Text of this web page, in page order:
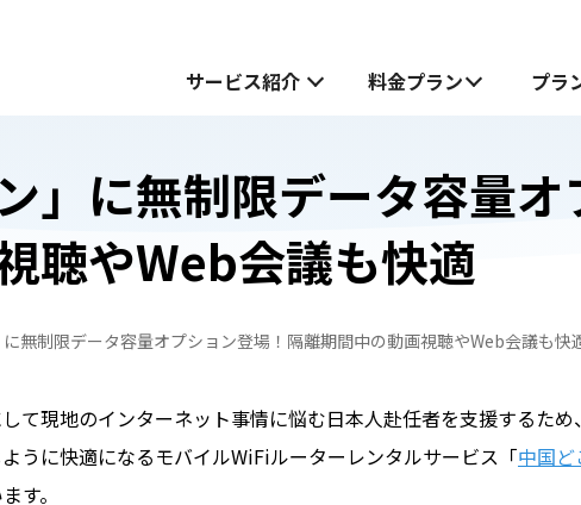
サービス紹介
サービス紹介
こでも
中国でお受け取り
無料お試し申し込みフォーム
中国どこでもWiFiモバイルプラン
JOYTEL SIMとは
料金プラン
中国でお受け取り
中国どこでもWiFiモバイルプラン
プラ
」に無制限データ容量
聴やWeb会議も快適
に無制限データ容量オプション登場！隔離期間中の動画視聴やWeb会議も快
て現地のインターネット事情に悩む日本人赴任者を支援するため、
うに快適になるモバイルWiFiルーターレンタルサービス「中国ど
す。